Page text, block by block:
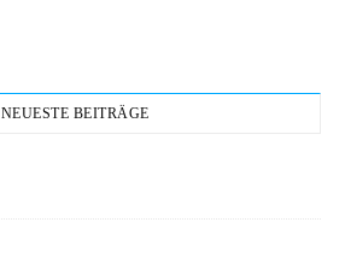
NEUESTE BEITRÄGE